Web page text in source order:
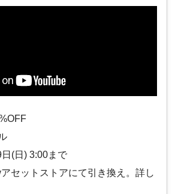
(日) 3:00まで
セットストアにて引き換え。詳し